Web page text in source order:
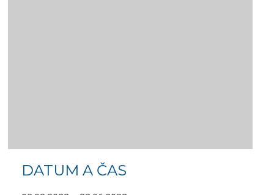
DATUM A ČAS